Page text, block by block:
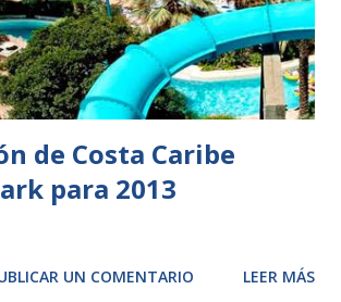
de Costa Caribe
para 2013
UN COMENTARIO LEER MÁS